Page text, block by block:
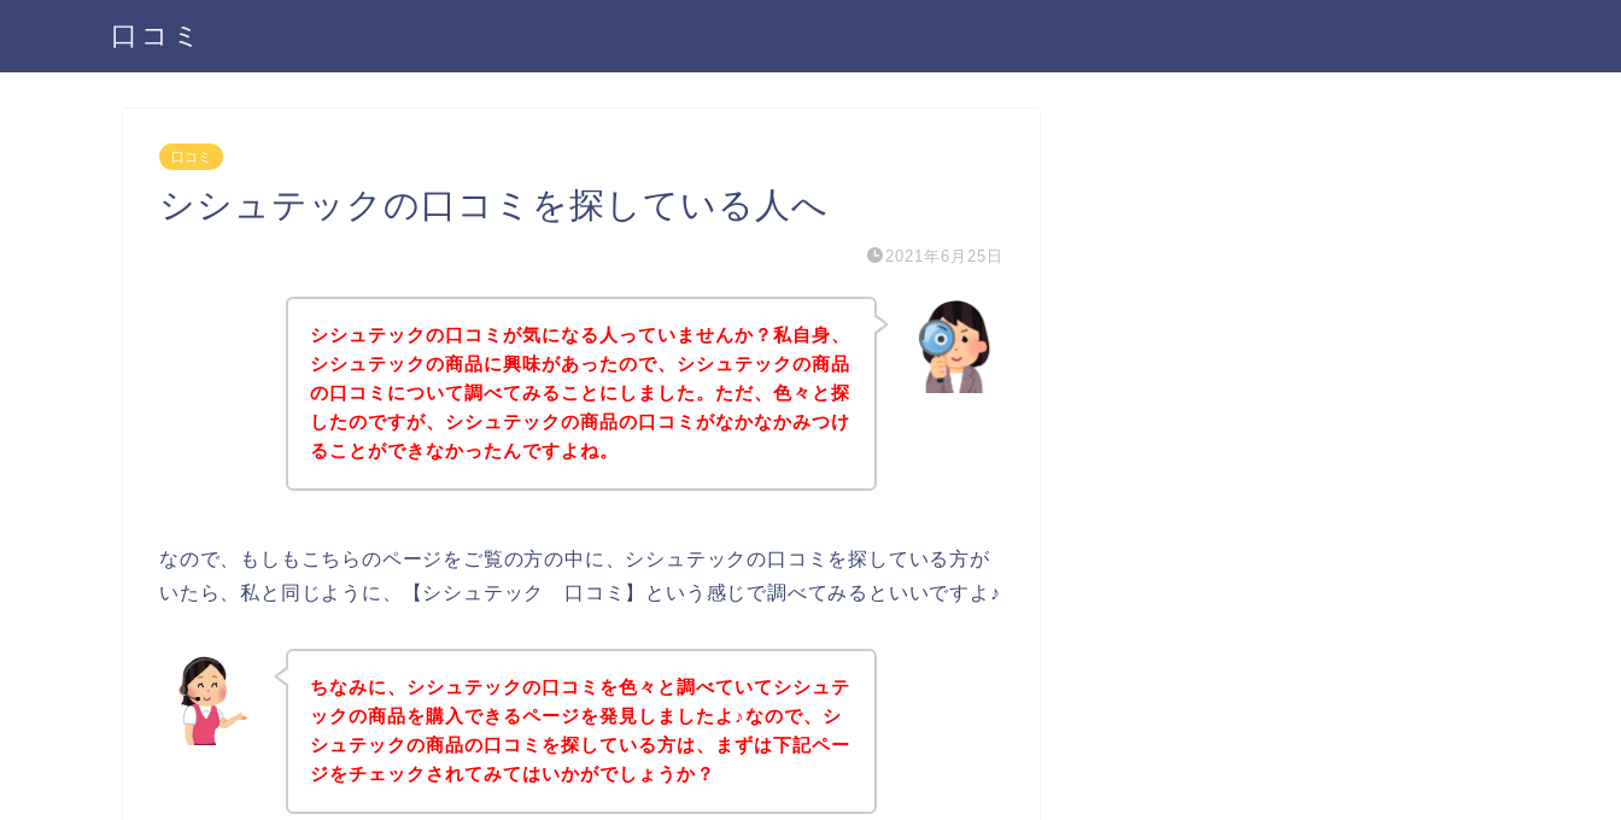
口コミ
口コミ
シシュテックの口コミを探している人へ
2021年6月25日
シシュテックの口コミが気になる人っていませんか？私自身、
シシュテックの商品に興味があったので、シシュテックの商品
の口コミについて調べてみることにしました。ただ、色々と探
したのですが、シシュテックの商品の口コミがなかなかみつけ
ることができなかったんですよね。
なので、もしもこちらのページをご覧の方の中に、シシュテックの口コミを探している方が
いたら、私と同じように、【シシュテック 口コミ】という感じで調べてみるといいですよ♪
ちなみに、シシュテックの口コミを色々と調べていてシシュテ
ックの商品を購入できるページを発見しましたよ♪なので、シ
シュテックの商品の口コミを探している方は、まずは下記ペー
ジをチェックされてみてはいかがでしょうか？